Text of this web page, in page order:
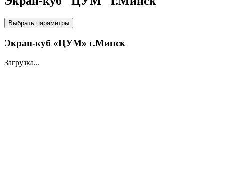
НА LED ЭКРАНАХ
Выбрать параметры
Экран-куб «ЦУМ» г.Минск
Загрузка...